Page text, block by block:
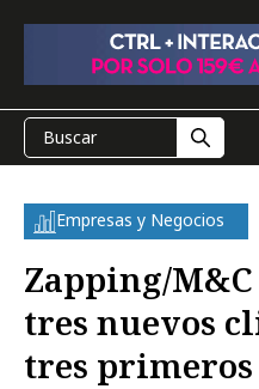
Empresas y Negocios
Zapping/
tres nuevos
tres primeros